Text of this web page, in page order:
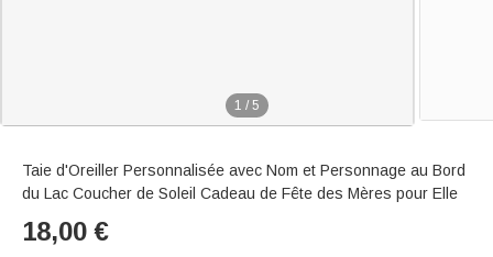
1 / 5
Taie d'Oreiller Personnalisée avec Nom et Personnage au Bord
du Lac Coucher de Soleil Cadeau de Fête des Mères pour Elle
18,00 €